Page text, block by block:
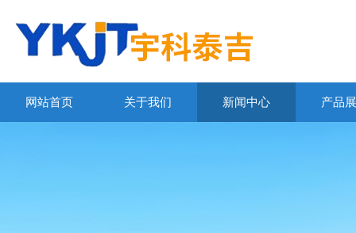
网站首页 关于我们 新闻中心 产品